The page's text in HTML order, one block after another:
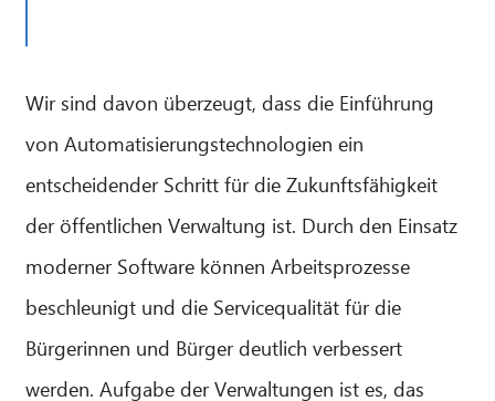
Wir sind davon überzeugt, dass die Einführung
von Automatisierungstechnologien ein
entscheidender Schritt für die Zukunftsfähigkeit
der öffentlichen Verwaltung ist. Durch den Einsatz
moderner Software können Arbeitsprozesse
beschleunigt und die Servicequalität für die
Bürgerinnen und Bürger deutlich verbessert
werden. Aufgabe der Verwaltungen ist es, das